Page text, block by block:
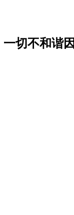
切不和谐